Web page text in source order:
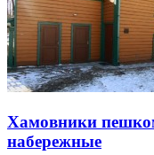
Хамовники
набережные